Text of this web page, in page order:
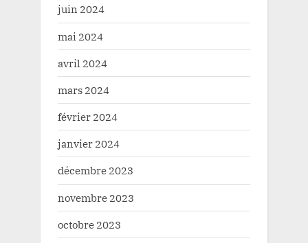
juin 2024
mai 2024
avril 2024
mars 2024
février 2024
janvier 2024
décembre 2023
novembre 2023
octobre 2023